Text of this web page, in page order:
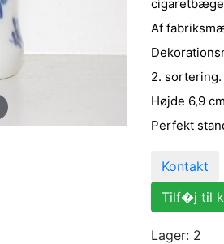
Af
2. sortering.
Højde 6,9
Perfekt
Kontakt
Lager: 2